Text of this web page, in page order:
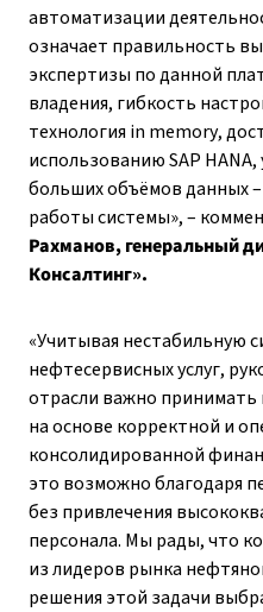
автоматизации
означает правильность
экспертизы по данной
владения, гибкость
технология in memory,
использованию SAP
больших объёмов данных
работы системы», –
Рахманов, генеральный
Консалтинг».
«Учитывая нестабильную
нефтесервисных услуг,
отрасли важно
на основе корректной и
консолидированной
это возможно благодаря
без привлечения
персонала. Мы рады, что
из лидеров рынка
решения этой задачи